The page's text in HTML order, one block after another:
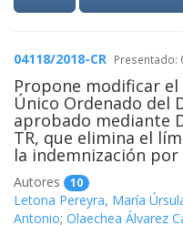
04118/2018-CR Presentado:
Propone modificar
Único Ordenado del
aprobado mediante
TR, que elimina el
la indemnización
Autores 10
Letona Pereyra, María
Antonio; Olaechea Álvarez